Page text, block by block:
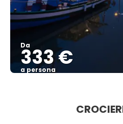
Da
333 €
a persona